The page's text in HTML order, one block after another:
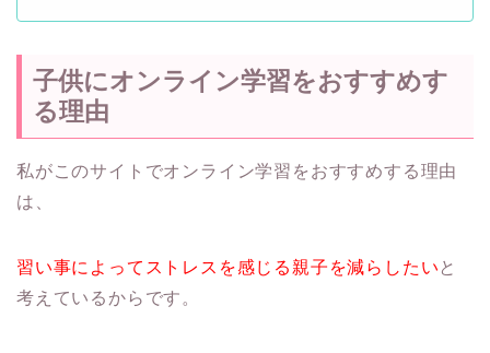
子供にオンライン学習をおすすめす
る理由
私がこのサイトでオンライン学習をおすすめする理由
は、
習い事によってストレスを感じる親子を減らしたい と
考えているからです。